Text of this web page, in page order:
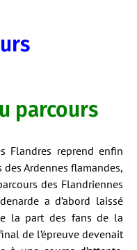
parcours
Flandres reprend enfin
des Ardennes flamandes,
des Flandriennes
a d’abord laissé
la part des fans de la
de l’épreuve devenait